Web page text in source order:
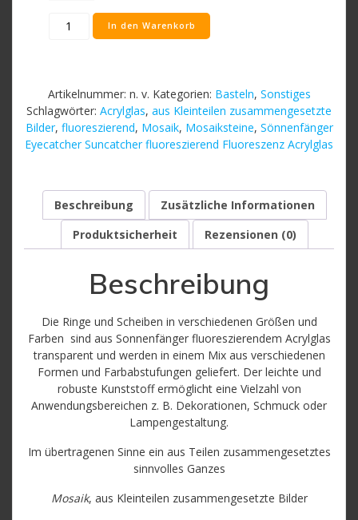
Scheiben
Sonnenfänger
SUNNEOS
Acrylglas
Basteln
z.B.
+
Präsent
(Kopie)
Menge
In den Warenkorb
Artikelnummer: n. v. Kategorien: Basteln, Sonstiges
Schlagwörter: Acrylglas, aus Kleinteilen zusammengesetzte
Bilder, fluoreszierend, Mosaik, Mosaiksteine, Sönnenfänger
Eyecatcher Suncatcher fluoreszierend Fluoreszenz Acrylglas
Beschreibung
Zusätzliche Informationen
Produktsicherheit
Rezensionen (0)
Beschreibung
Die Ringe und Scheiben in verschiedenen Größen und
Farben sind aus Sonnenfänger fluoreszierendem Acrylglas
transparent und werden in einem Mix aus verschiedenen
Formen und Farbabstufungen geliefert. Der leichte und
robuste Kunststoff ermöglicht eine Vielzahl von
Anwendungsbereichen z. B. Dekorationen, Schmuck oder
Lampengestaltung.
Im übertragenen Sinne ein aus Teilen zusammengesetztes
sinnvolles Ganzes
Mosaik, aus Kleinteilen zusammengesetzte Bilder